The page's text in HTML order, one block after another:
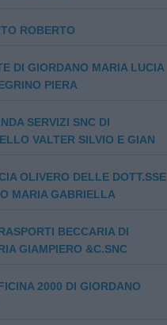
ROBERTO
DI GIORDANO MARIA LUCIA
PIERA
SERVIZI SNC DI
VALTER SILVIO E GIAN
OLIVERO DELLE DOTT.SSE
MARIA GABRIELLA
BECCARIA DI
GIAMPIERO &C.SNC
2000 DI GIORDANO